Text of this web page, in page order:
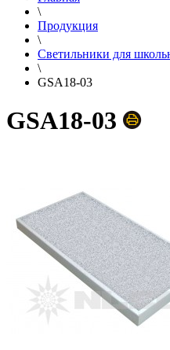
\
Продукция
\
Светильники для
\
GSA18-03
GSA18-03